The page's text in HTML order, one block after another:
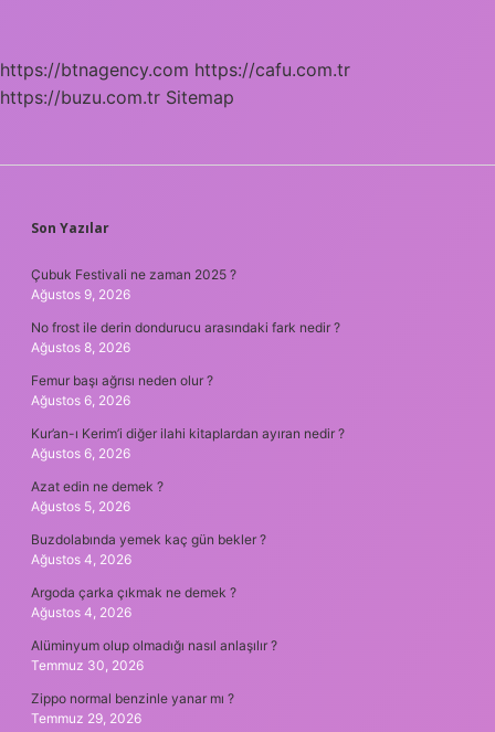
https://btnagency.com https://cafu.com.tr
https://buzu.com.tr Sitemap
SIDEBAR
Son Yazılar
Çubuk Festivali ne zaman 2025 ?
Ağustos 9, 2026
No frost ile derin dondurucu arasındaki fark nedir ?
Ağustos 8, 2026
Femur başı ağrısı neden olur ?
Ağustos 6, 2026
Kur’an-ı Kerim’i diğer ilahi kitaplardan ayıran nedir ?
Ağustos 6, 2026
Azat edin ne demek ?
Ağustos 5, 2026
Buzdolabında yemek kaç gün bekler ?
Ağustos 4, 2026
Argoda çarka çıkmak ne demek ?
Ağustos 4, 2026
Alüminyum olup olmadığı nasıl anlaşılır ?
Temmuz 30, 2026
Zippo normal benzinle yanar mı ?
Temmuz 29, 2026